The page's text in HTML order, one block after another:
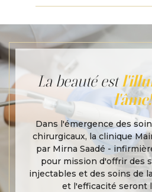
Cependant, la fragilité
vaisseaux avec le
d'entretien utiles pour
obtenus à long terme.
individualisé avec les
clinique permet
varicosités, d'identifier
touchées et de
traitement des
votre type de peau.
fréquemment
manifestation
et des capillaires
le nez peuvent
indépendamment, en
génétique des parois
exposition solaire
de température
avec les
d'établir un diagnostic
l'approche la mieux
La beauté est
l'âme!
Dans l'émergence des
chirurgicaux, la clinique
par Mirna Saadé -
pour mission d'offrir des
injectables et des soins de
et l'efficacité seront